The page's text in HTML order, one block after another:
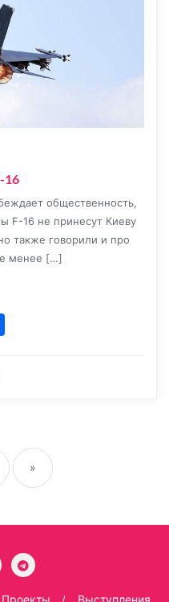
16
общественность,
F-16 не принесут Киеву
также говорили и про
менее […]
»
Проекты Выступления